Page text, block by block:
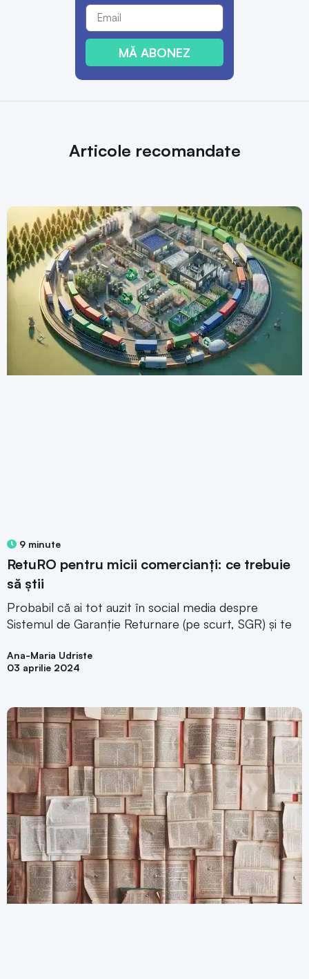
MĂ ABONEZ
Articole recomandate
9 minute
RetuRO pentru micii comercianți: ce trebuie
să știi
Probabil că ai tot auzit în social media despre
Sistemul de Garanție Returnare (pe scurt, SGR) și te
Ana-Maria Udriste
03 aprilie 2024